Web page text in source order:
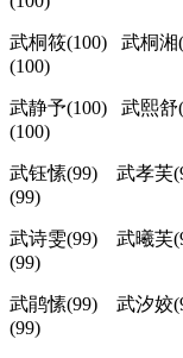
武桐筱(100) 武桐
(100)
武静予(100) 武熙
(100)
武钰愫(99) 武孝
(99)
武诗雯(99) 武曦
(99)
武鹃愫(99) 武汐
(99)